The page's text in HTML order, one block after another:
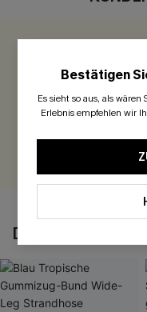
Seien Sie
300
DAS KÖNNTE
Bestätigen
Es sieht so aus, als wären
Erlebnis empfehlen wir